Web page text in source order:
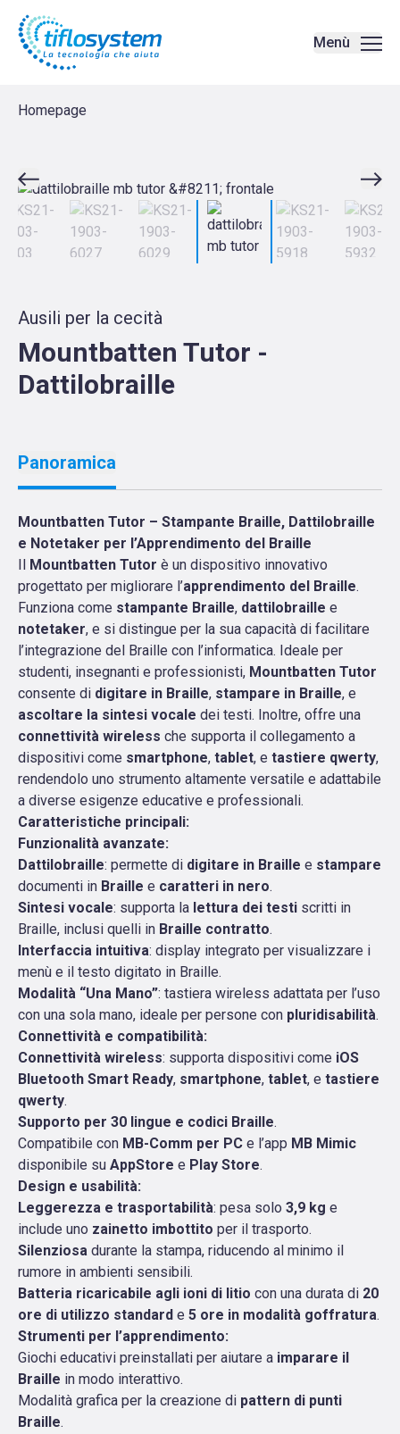
Menù
Homepage
Ausili per la cecità
Mountbatten Tutor -
Dattilobraille
Panoramica
Mountbatten Tutor – Stampante Braille, Dattilobraille
e Notetaker per l’Apprendimento del Braille
Il Mountbatten Tutor è un dispositivo innovativo
progettato per migliorare l’apprendimento del Braille.
Funziona come stampante Braille, dattilobraille e
notetaker, e si distingue per la sua capacità di facilitare
l’integrazione del Braille con l’informatica. Ideale per
studenti, insegnanti e professionisti, Mountbatten Tutor
consente di digitare in Braille, stampare in Braille, e
ascoltare la sintesi vocale dei testi. Inoltre, offre una
connettività wireless che supporta il collegamento a
dispositivi come smartphone, tablet, e tastiere qwerty,
rendendolo uno strumento altamente versatile e adattabile
a diverse esigenze educative e professionali.
Caratteristiche principali:
Funzionalità avanzate:
Dattilobraille: permette di digitare in Braille e stampare
documenti in Braille e caratteri in nero.
Sintesi vocale: supporta la lettura dei testi scritti in
Braille, inclusi quelli in Braille contratto.
Interfaccia intuitiva: display integrato per visualizzare i
menù e il testo digitato in Braille.
Modalità “Una Mano”: tastiera wireless adattata per l’uso
con una sola mano, ideale per persone con pluridisabilità.
Connettività e compatibilità:
Connettività wireless: supporta dispositivi come iOS
Bluetooth Smart Ready, smartphone, tablet, e tastiere
qwerty.
Supporto per 30 lingue e codici Braille.
Compatibile con MB-Comm per PC e l’app MB Mimic
disponibile su AppStore e Play Store.
Design e usabilità:
Leggerezza e trasportabilità: pesa solo 3,9 kg e
include uno zainetto imbottito per il trasporto.
Silenziosa durante la stampa, riducendo al minimo il
rumore in ambienti sensibili.
Batteria ricaricabile agli ioni di litio con una durata di 20
ore di utilizzo standard e 5 ore in modalità goffratura.
Strumenti per l’apprendimento:
Giochi educativi preinstallati per aiutare a imparare il
Braille in modo interattivo.
Modalità grafica per la creazione di pattern di punti
Braille.